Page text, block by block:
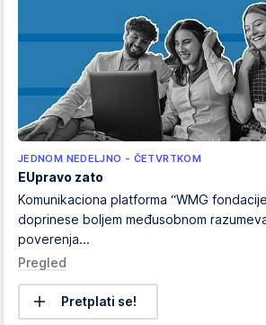
JEDNOM NEDELJNO - ČETVRTKOM
EUpravo zato
Komunikaciona platforma “WMG
doprinese boljem međusobnom
poverenja...
Pregled
Pretplati se!